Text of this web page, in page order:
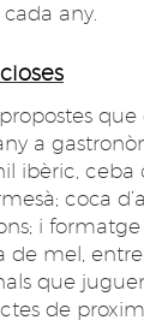
any.
a
ibèric, ceba
coca
i
de mel,
que
de